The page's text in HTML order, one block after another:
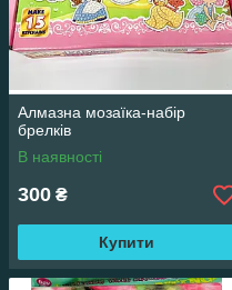
Алмазна мозаїка-набір
брелків
В наявності
300 ₴
Купити